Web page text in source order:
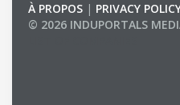
À PROPOS | PRIVACY
© 2026 INDUPORTALS